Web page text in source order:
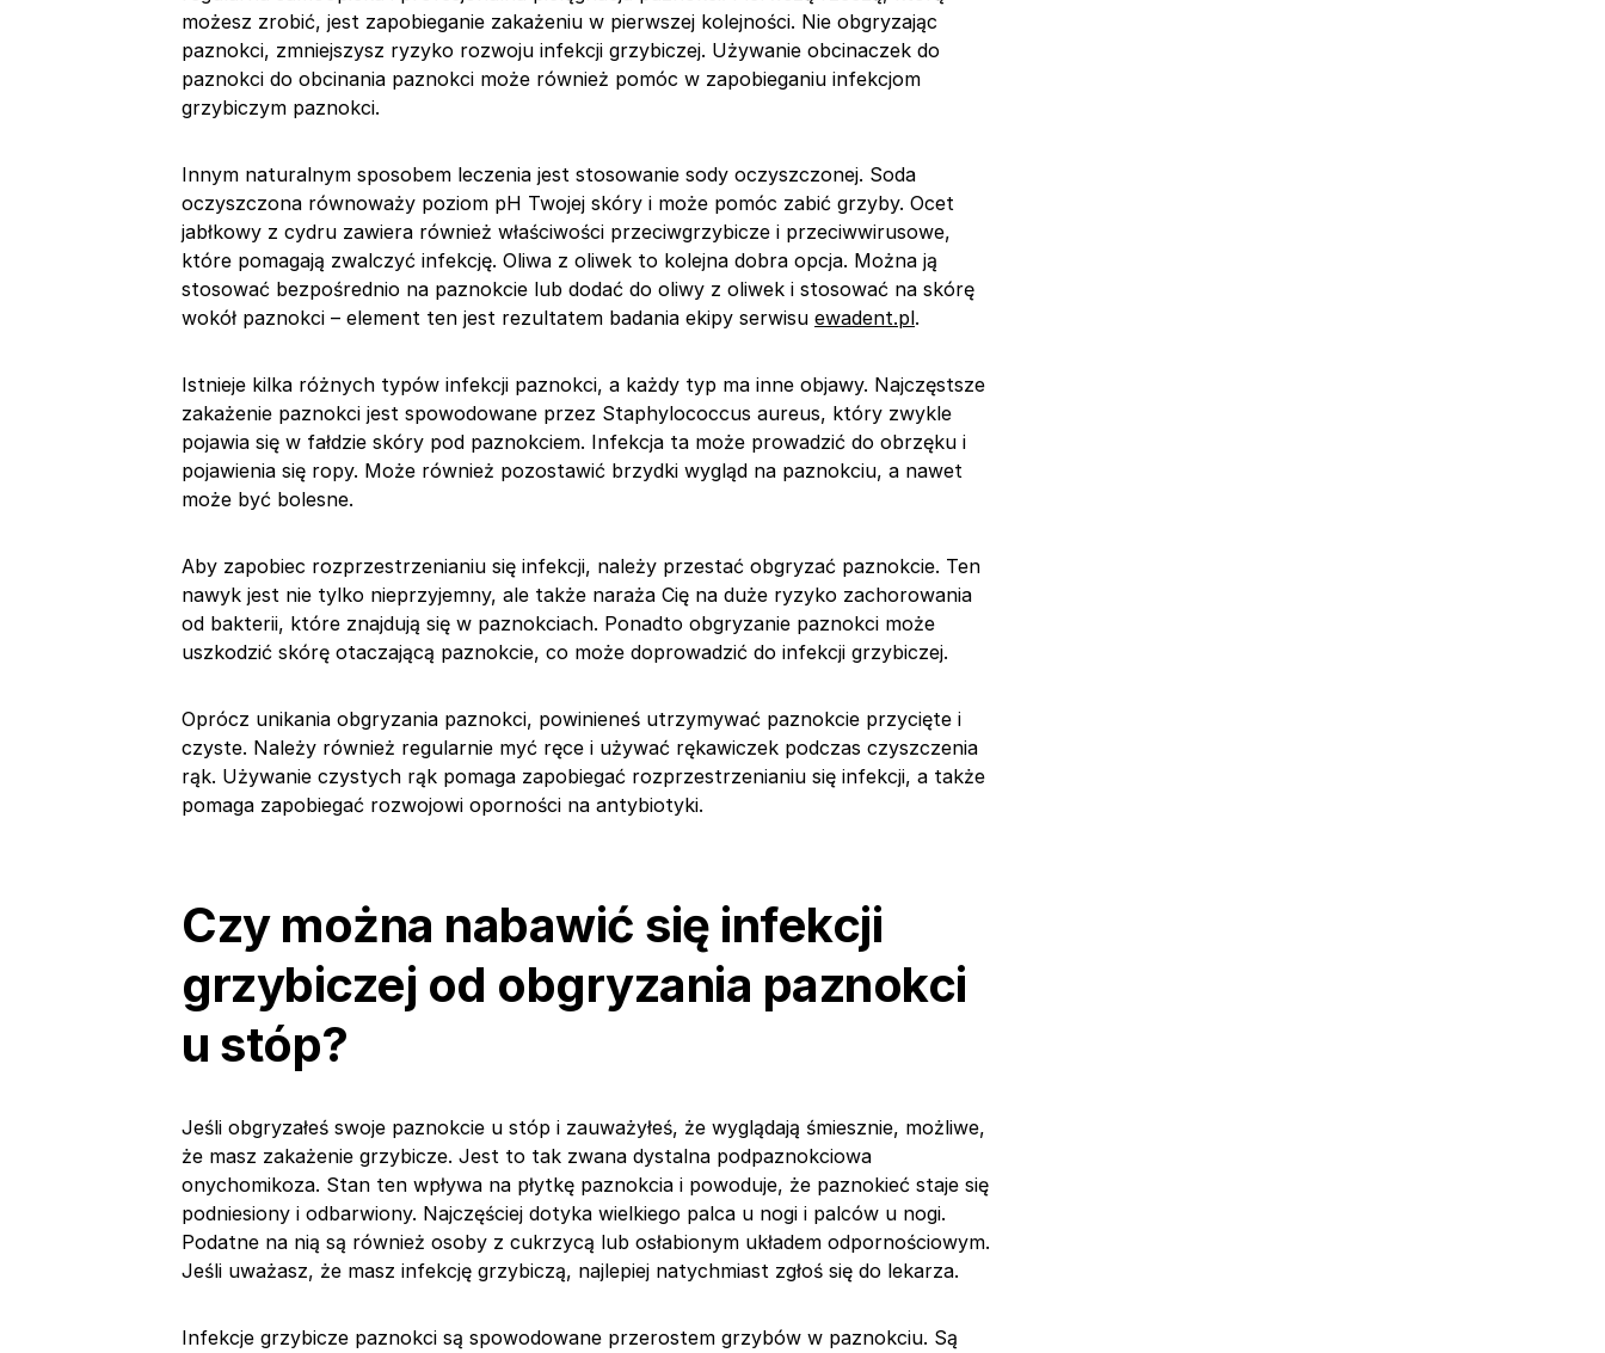
możesz zrobić, jest zapobieganie zakażeniu w pierwszej kolejności. Nie obgryzając
paznokci, zmniejszysz ryzyko rozwoju infekcji grzybiczej. Używanie obcinaczek do
paznokci do obcinania paznokci może również pomóc w zapobieganiu infekcjom
grzybiczym paznokci.
Innym naturalnym sposobem leczenia jest stosowanie sody oczyszczonej. Soda
oczyszczona równoważy poziom pH Twojej skóry i może pomóc zabić grzyby. Ocet
jabłkowy z cydru zawiera również właściwości przeciwgrzybicze i przeciwwirusowe,
które pomagają zwalczyć infekcję. Oliwa z oliwek to kolejna dobra opcja. Można ją
stosować bezpośrednio na paznokcie lub dodać do oliwy z oliwek i stosować na skórę
wokół paznokci – element ten jest rezultatem badania ekipy serwisu ewadent.pl.
Istnieje kilka różnych typów infekcji paznokci, a każdy typ ma inne objawy. Najczęstsze
zakażenie paznokci jest spowodowane przez Staphylococcus aureus, który zwykle
pojawia się w fałdzie skóry pod paznokciem. Infekcja ta może prowadzić do obrzęku i
pojawienia się ropy. Może również pozostawić brzydki wygląd na paznokciu, a nawet
może być bolesne.
Aby zapobiec rozprzestrzenianiu się infekcji, należy przestać obgryzać paznokcie. Ten
nawyk jest nie tylko nieprzyjemny, ale także naraża Cię na duże ryzyko zachorowania
od bakterii, które znajdują się w paznokciach. Ponadto obgryzanie paznokci może
uszkodzić skórę otaczającą paznokcie, co może doprowadzić do infekcji grzybiczej.
Oprócz unikania obgryzania paznokci, powinieneś utrzymywać paznokcie przycięte i
czyste. Należy również regularnie myć ręce i używać rękawiczek podczas czyszczenia
rąk. Używanie czystych rąk pomaga zapobiegać rozprzestrzenianiu się infekcji, a także
pomaga zapobiegać rozwojowi oporności na antybiotyki.
Czy można nabawić się infekcji
grzybiczej od obgryzania paznokci
u stóp?
Jeśli obgryzałeś swoje paznokcie u stóp i zauważyłeś, że wyglądają śmiesznie, możliwe,
że masz zakażenie grzybicze. Jest to tak zwana dystalna podpaznokciowa
onychomikoza. Stan ten wpływa na płytkę paznokcia i powoduje, że paznokieć staje się
podniesiony i odbarwiony. Najczęściej dotyka wielkiego palca u nogi i palców u nogi.
Podatne na nią są również osoby z cukrzycą lub osłabionym układem odpornościowym.
Jeśli uważasz, że masz infekcję grzybiczą, najlepiej natychmiast zgłoś się do lekarza.
Infekcje grzybicze paznokci są spowodowane przerostem grzybów w paznokciu. Są